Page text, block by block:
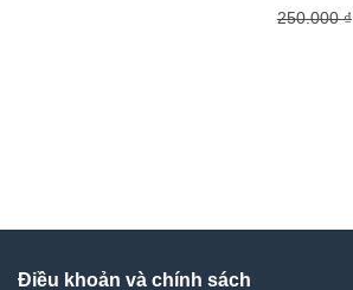
250.000₫
Điều khoản và chính sách